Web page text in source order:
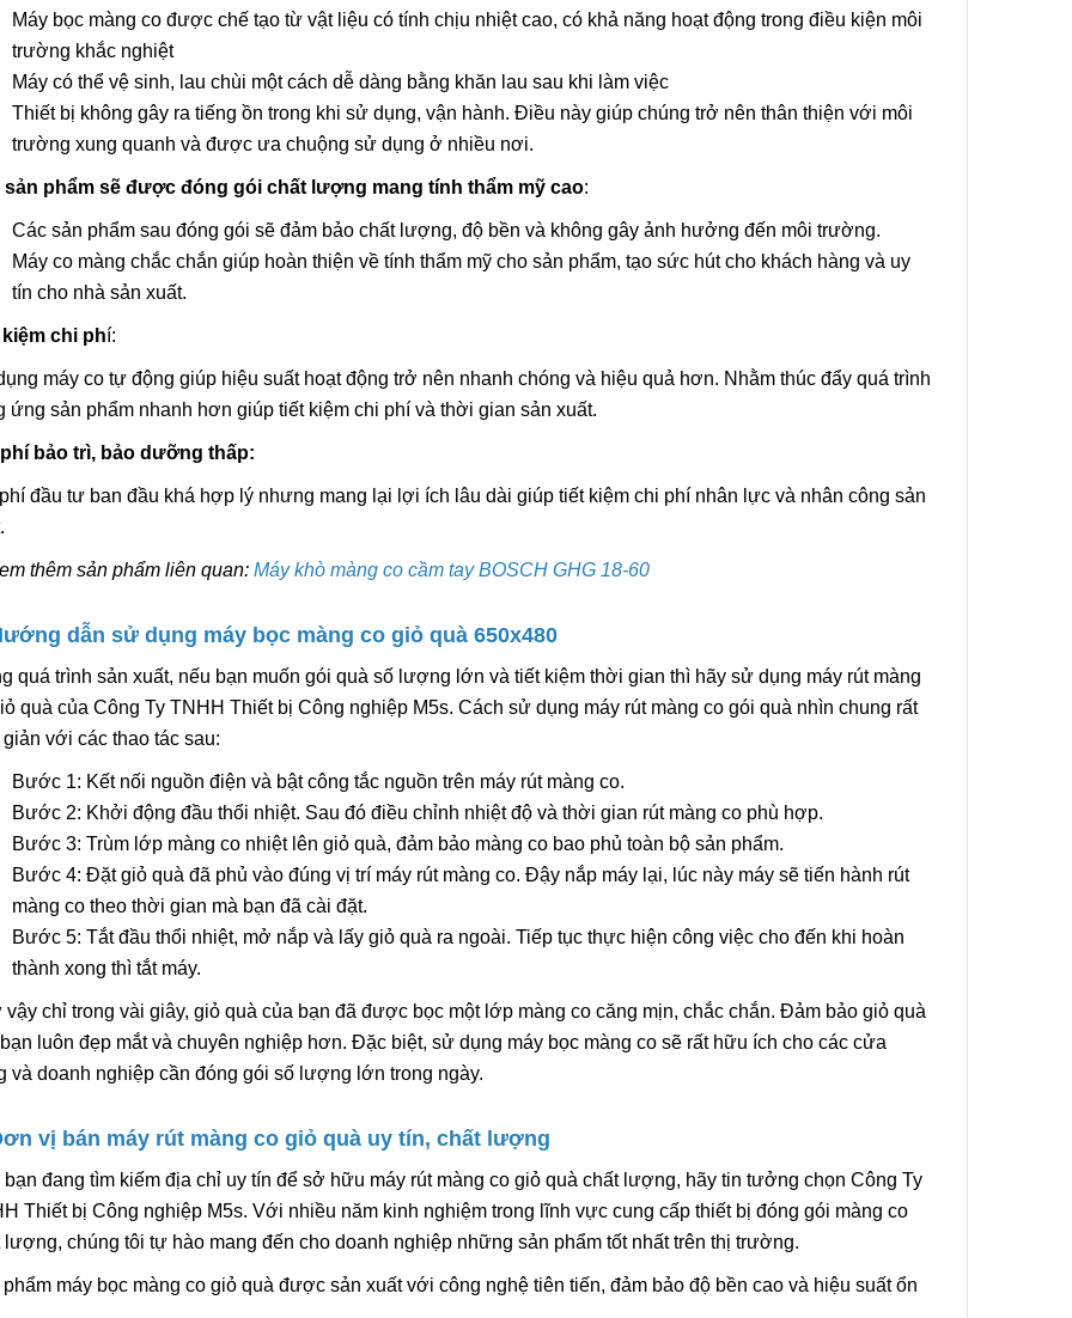
Máy bọc màng co được chế tạo từ vật liệu có tính chịu nhiệt cao, có khả năng hoạt động trong điều kiện môi
trường khắc nghiệt
Máy có thể vệ sinh, lau chùi một cách dễ dàng bằng khăn lau sau khi làm việc
Thiết bị không gây ra tiếng ồn trong khi sử dụng, vận hành. Điều này giúp chúng trở nên thân thiện với môi
trường xung quanh và được ưa chuộng sử dụng ở nhiều nơi.
sản phẩm sẽ được đóng gói chất lượng mang tính thẩm mỹ cao:
Các sản phẩm sau đóng gói sẽ đảm bảo chất lượng, độ bền và không gây ảnh hưởng đến môi trường.
Máy co màng chắc chắn giúp hoàn thiện về tính thẩm mỹ cho sản phẩm, tạo sức hút cho khách hàng và uy
tín cho nhà sản xuất.
chi phí:
máy co tự động giúp hiệu suất hoạt động trở nên nhanh chóng và hiệu quả hơn. Nhằm thúc đẩy quá trình
ứng sản phẩm nhanh hơn giúp tiết kiệm chi phí và thời gian sản xuất.
bảo trì, bảo dưỡng thấp:
đầu tư ban đầu khá hợp lý nhưng mang lại lợi ích lâu dài giúp tiết kiệm chi phí nhân lực và nhân công sản
thêm sản phẩm liên quan: Máy khò màng co cầm tay BOSCH GHG 18-60
dẫn sử dụng máy bọc màng co giỏ quà 650x480
quá trình sản xuất, nếu bạn muốn gói quà số lượng lớn và tiết kiệm thời gian thì hãy sử dụng máy rút màng
quà của Công Ty TNHH Thiết bị Công nghiệp M5s. Cách sử dụng máy rút màng co gói quà nhìn chung rất
với các thao tác sau:
Bước 1: Kết nối nguồn điện và bật công tắc nguồn trên máy rút màng co.
Bước 2: Khởi động đầu thổi nhiệt. Sau đó điều chỉnh nhiệt độ và thời gian rút màng co phù hợp.
Bước 3: Trùm lớp màng co nhiệt lên giỏ quà, đảm bảo màng co bao phủ toàn bộ sản phẩm.
Bước 4: Đặt giỏ quà đã phủ vào đúng vị trí máy rút màng co. Đậy nắp máy lại, lúc này máy sẽ tiến hành rút
màng co theo thời gian mà bạn đã cài đặt.
Bước 5: Tắt đầu thổi nhiệt, mở nắp và lấy giỏ quà ra ngoài. Tiếp tục thực hiện công việc cho đến khi hoàn
thành xong thì tắt máy.
vậy chỉ trong vài giây, giỏ quà của bạn đã được bọc một lớp màng co căng mịn, chắc chắn. Đảm bảo giỏ quà
luôn đẹp mắt và chuyên nghiệp hơn. Đặc biệt, sử dụng máy bọc màng co sẽ rất hữu ích cho các cửa
và doanh nghiệp cần đóng gói số lượng lớn trong ngày.
vị bán máy rút màng co giỏ quà uy tín, chất lượng
bạn đang tìm kiếm địa chỉ uy tín để sở hữu máy rút màng co giỏ quà chất lượng, hãy tin tưởng chọn Công Ty
Thiết bị Công nghiệp M5s. Với nhiều năm kinh nghiệm trong lĩnh vực cung cấp thiết bị đóng gói màng co
lượng, chúng tôi tự hào mang đến cho doanh nghiệp những sản phẩm tốt nhất trên thị trường.
máy bọc màng co giỏ quà được sản xuất với công nghệ tiên tiến, đảm bảo độ bền cao và hiệu suất ổn